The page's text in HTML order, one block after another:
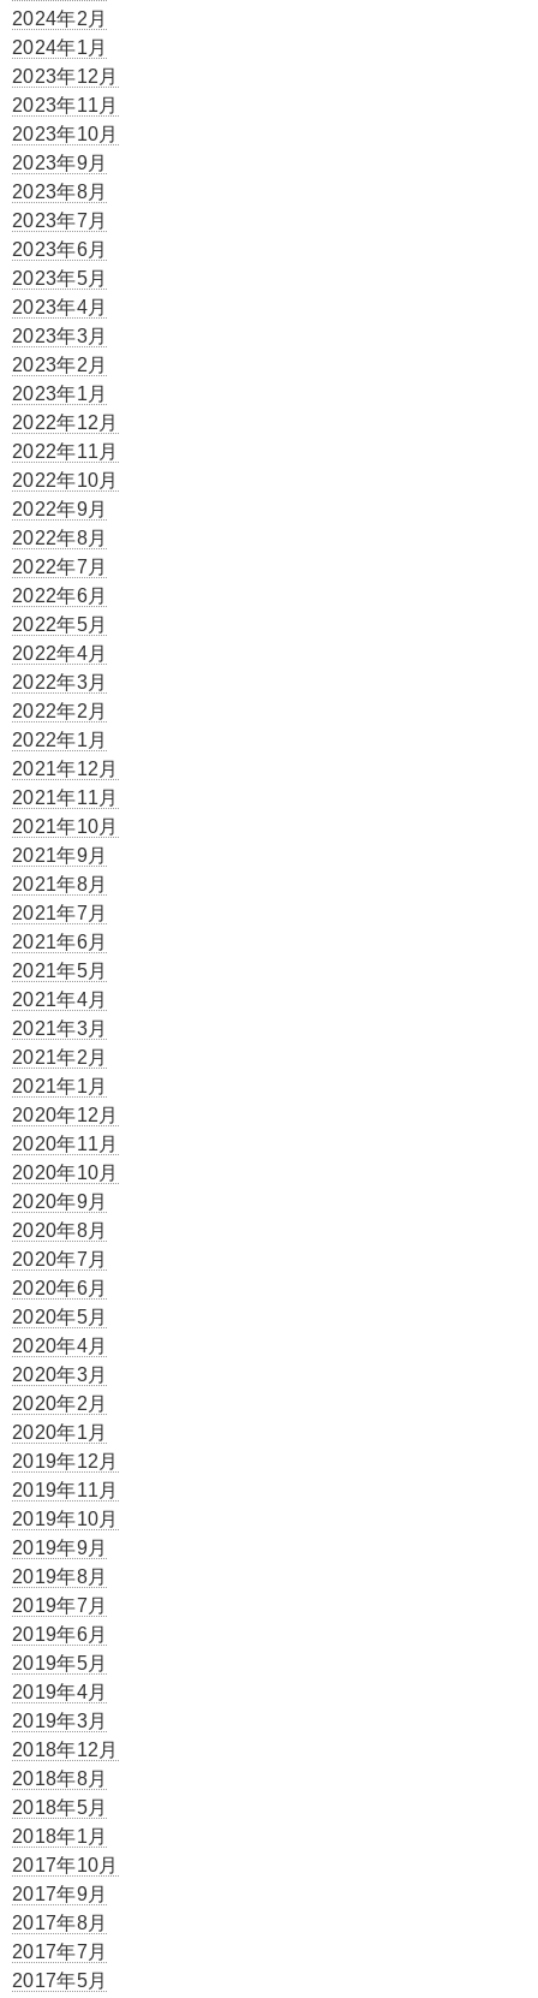
2024年2月
2024年1月
2023年12月
2023年11月
2023年10月
2023年9月
2023年8月
2023年7月
2023年6月
2023年5月
2023年4月
2023年3月
2023年2月
2023年1月
2022年12月
2022年11月
2022年10月
2022年9月
2022年8月
2022年7月
2022年6月
2022年5月
2022年4月
2022年3月
2022年2月
2022年1月
2021年12月
2021年11月
2021年10月
2021年9月
2021年8月
2021年7月
2021年6月
2021年5月
2021年4月
2021年3月
2021年2月
2021年1月
2020年12月
2020年11月
2020年10月
2020年9月
2020年8月
2020年7月
2020年6月
2020年5月
2020年4月
2020年3月
2020年2月
2020年1月
2019年12月
2019年11月
2019年10月
2019年9月
2019年8月
2019年7月
2019年6月
2019年5月
2019年4月
2019年3月
2018年12月
2018年8月
2018年5月
2018年1月
2017年10月
2017年9月
2017年8月
2017年7月
2017年5月